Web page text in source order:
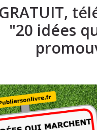
qui tombent
le récit intéressant
(tromperie,
pourront s’aimer pour
aiment ces histoires
le monde est
de changer de genre.
GRATUIT,
"20 idées